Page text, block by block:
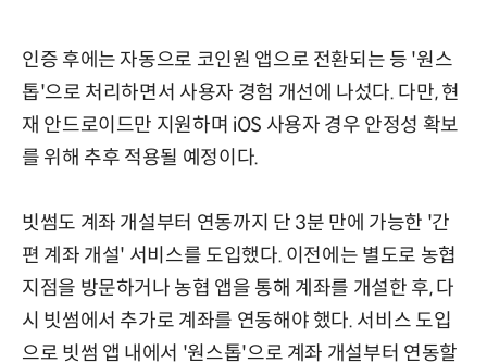
인증 후에는 자동으로 코인원 앱으로 전환되는 등 '원스
톱'으로 처리하면서 사용자 경험 개선에 나섰다. 다만, 현
재 안드로이드만 지원하며 iOS 사용자 경우 안정성 확보
를 위해 추후 적용될 예정이다.
빗썸도 계좌 개설부터 연동까지 단 3분 만에 가능한 '간
편 계좌 개설' 서비스를 도입했다. 이전에는 별도로 농협
지점을 방문하거나 농협 앱을 통해 계좌를 개설한 후, 다
시 빗썸에서 추가로 계좌를 연동해야 했다. 서비스 도입
으로 빗썸 앱 내에서 '원스톱'으로 계좌 개설부터 연동할